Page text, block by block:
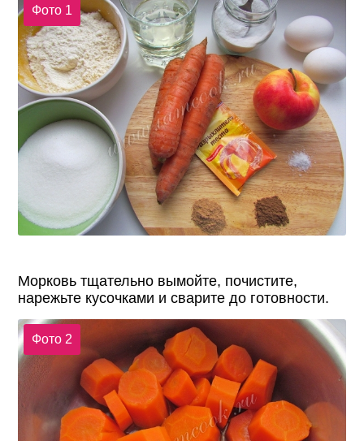
Фото 1
Морковь тщательно вымойте, почистите,
нарежьте кусочками и сварите до готовности.
Фото 2